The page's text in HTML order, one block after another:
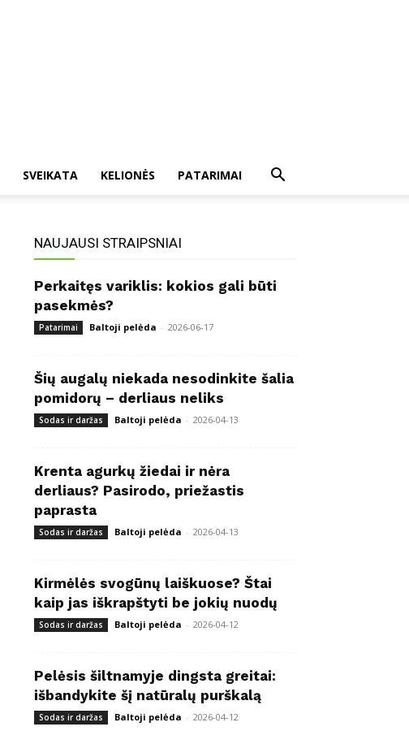
SVEIKATA KELIONĖS PATARIMAI
NAUJAUSI STRAIPSNIAI
Perkaitęs variklis: kokios gali būti
pasekmės?
Patarimai Baltoji pelėda - 2026-06-17
Šių augalų niekada nesodinkite šalia
pomidorų – derliaus neliks
Sodas ir daržas Baltoji pelėda - 2026-04-13
Krenta agurkų žiedai ir nėra
derliaus? Pasirodo, priežastis
paprasta
Sodas ir daržas Baltoji pelėda - 2026-04-13
Kirmėlės svogūnų laiškuose? Štai
kaip jas iškrapštyti be jokių nuodų
Sodas ir daržas Baltoji pelėda - 2026-04-12
Pelėsis šiltnamyje dingsta greitai:
išbandykite šį natūralų purškalą
Sodas ir daržas Baltoji pelėda - 2026-04-12